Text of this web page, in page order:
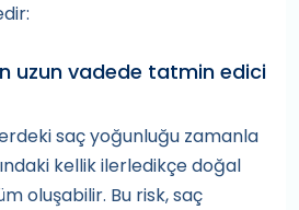
uzun vadede tatmin edici
saç yoğunluğu zamanla
kellik ilerledikçe doğal
oluşabilir. Bu risk, saç